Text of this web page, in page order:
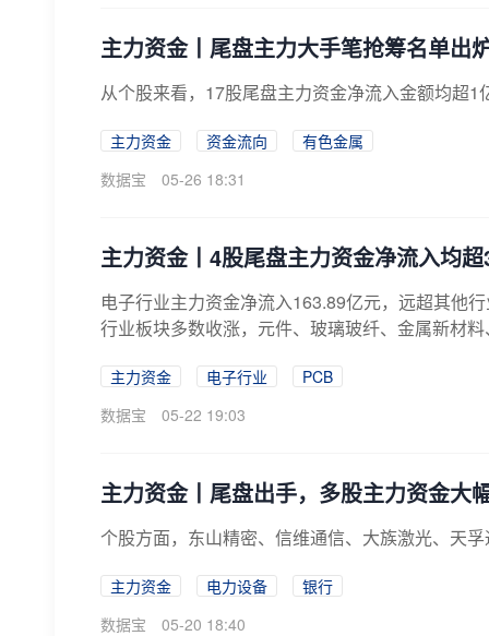
主力资金丨尾盘主力大手笔抢筹名单出
从个股来看，17股尾盘主力资金净流入金额均超1
主力资金 资金流向
有色金属
数据宝
05-26 18:31
主力资金丨4股尾盘主力资金净流入均
电子行业主力资金净流入163.89亿元，远超其他
行业板块多数收涨，元件、玻璃玻纤、金属新材
主力资金 电子行业
PCB
数据宝
05-22 19:03
主力资金丨尾盘出手，多股主力资金大
个股方面，东山精密、信维通信、大族激光、天
主力资金 电力设备
银行
数据宝
05-20 18:40